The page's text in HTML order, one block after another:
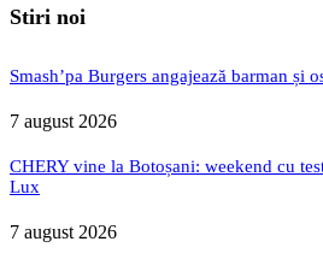
Stiri noi
Smash’pa Burgers angajează barman și
7 august 2026
CHERY vine la Botoșani: weekend cu
Lux
7 august 2026